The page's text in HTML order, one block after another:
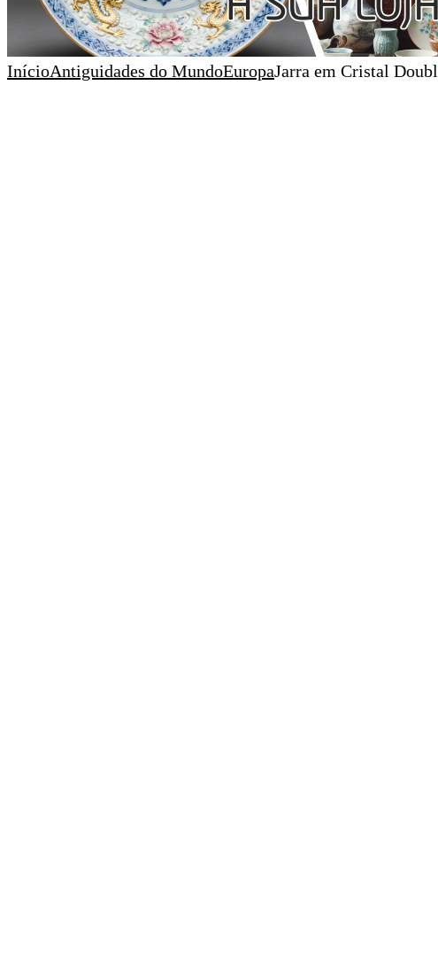
InícioAntiguidades do MundoEuropaJarra em Cristal